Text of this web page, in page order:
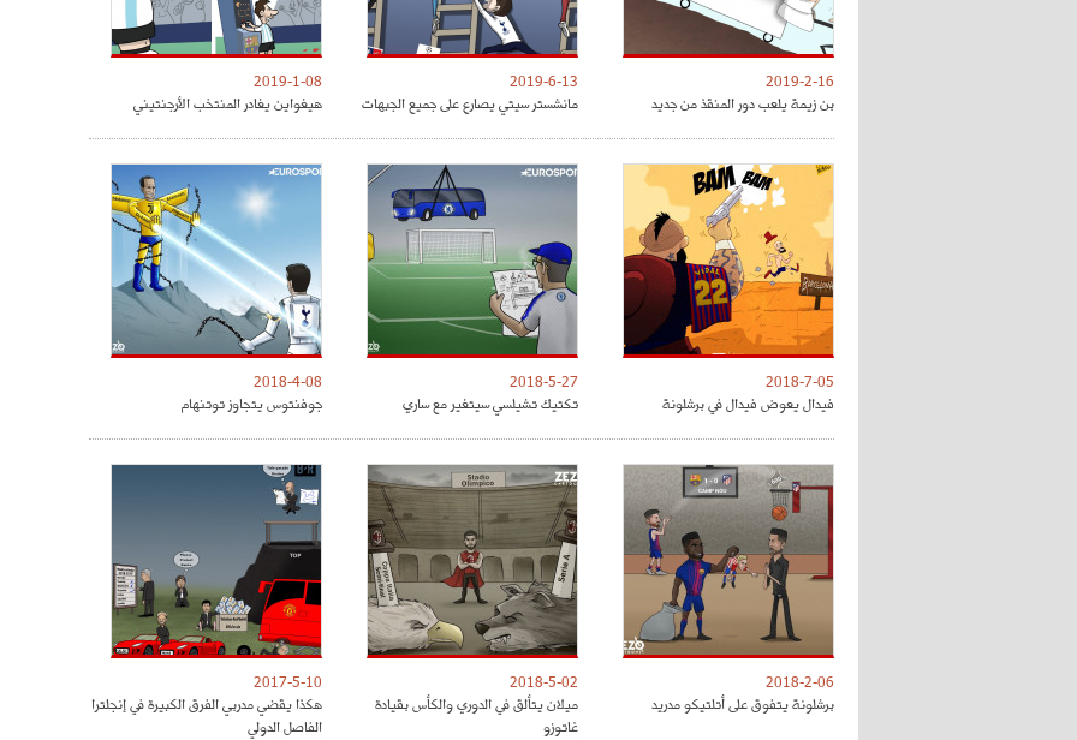
2019-2-16
بن زيمة يلعب دور المنقذ من جديد
2019-6-13
مانشستر سيتي يصارع على جميع الجبهات
2019-1-08
هيغواين يغادر المنتخب الأرجنتيني
2018-7-05
فيدال يعوض فيدال في برشلونة
2018-5-27
تكتيك تشيلسي سيتغير مع ساري
2018-4-08
جوفنتوس يتجاوز توتنهام
2018-2-06
برشلونة يتفوق على أتلتيكو مدريد
2018-5-02
ميلان يتألق في الدوري والكأس بقيادة
غاتوزو
2017-5-10
هكذا يقضي مدربي الفرق الكبيرة في إنجلترا
الفاصل الدولي